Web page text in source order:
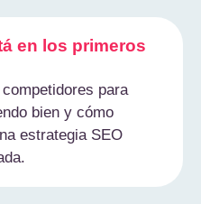
en los primeros
para
bien y cómo
estrategia SEO